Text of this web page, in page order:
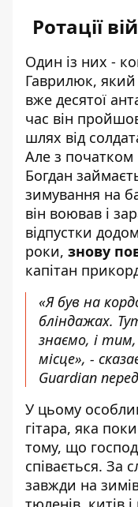
Ротації
Один із них -
Гаврилюк, який
вже десятої
час він
шлях від
Але з початком
Богдан
зимування на
він воював і
відпустки
роки, знову
капітан
«Я був на
бліндажах.
знаємо, і
місце», -
Guardian
У цьому
гітара, яка
тому, що
співається. За
завжди на